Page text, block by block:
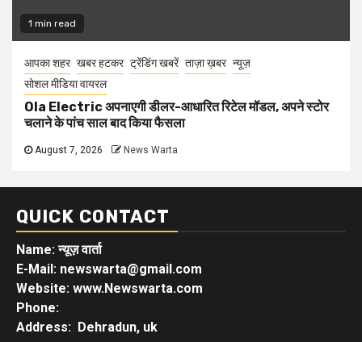
1 min read
आपका शहर खबर हटकर ट्रेंडिंग खबरें ताज़ा ख़बर न्यूज़
सोशल मीडिया वायरल
Ola Electric अपनाएगी डीलर-आधारित रिटेल मॉडल, अपने स्टोर
चलाने के पांच साल बाद किया फैसला
August 7, 2026 News Warta
QUICK CONTACT
Name: न्यूज़ वार्ता
E-Mail: newswarta@gmail.com
Website: www.Newswarta.com
Phone:
Address: Dehradun, uk